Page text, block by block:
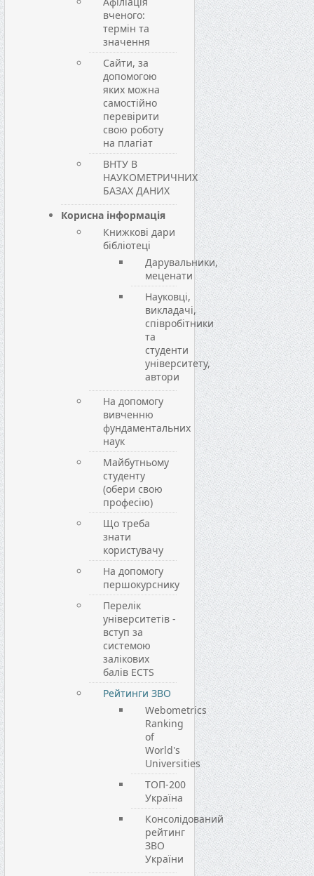
вченого:
термін та
значення
Сайти, за
допомогою
яких можна
самостійно
перевірити
свою роботу
на плагіат
ВНТУ В
НАУКОМЕТРИЧНИХ
БАЗАХ ДАНИХ
Корисна інформація
Книжкові дари
бібліотеці
Дарувальники,
меценати
Науковці,
викладачі,
співробітники
та
студенти
університету,
автори
На допомогу
вивченню
фундаментальних
наук
Майбутньому
студенту
(обери свою
професію)
Що треба
знати
користувачу
На допомогу
першокурснику
Перелік
університетів -
вступ за
системою
залікових
балів ECTS
Рейтинги ЗВО
Webometrics
Ranking
of
World's
Universities
ТОП-200
Україна
Консолідований
рейтинг
ЗВО
України